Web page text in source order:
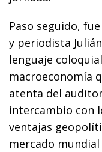
Paso seguido,
y periodista
lenguaje
macroeconomía
atenta del
intercambio con
ventajas
mercado